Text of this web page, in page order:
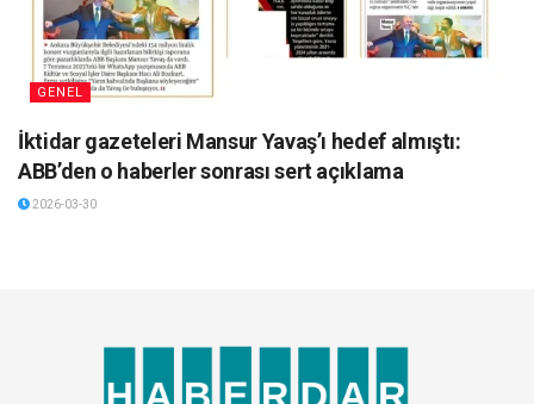
GENEL
İktidar gazeteleri Mansur Yavaş’ı hedef almıştı:
ABB’den o haberler sonrası sert açıklama
2026-03-30